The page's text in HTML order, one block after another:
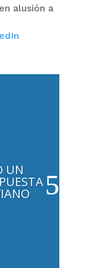
alusión a
UN